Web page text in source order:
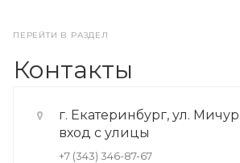
ПЕРЕЙТИ В РАЗДЕЛ
Контакты
г. Екатеринбург, ул.
вход с улицы
+7 (343) 346-87-67